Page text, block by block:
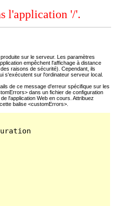
l'application '/'.
sur le serveur. Les paramètres
empêchent l'affichage à distance
raisons de sécurité). Cependant, ils
s'exécutent sur l'ordinateur serveur local.
de ce message d'erreur spécifique sur les
dans un fichier de configuration
l'application Web en cours. Attribuez
balise <customErrors>.